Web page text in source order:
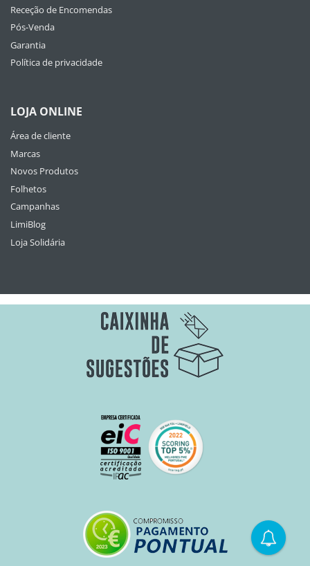
Receção de Encomendas
Pós-Venda
Garantia
Política de privacidade
LOJA ONLINE
Área de cliente
Marcas
Novos Produtos
Folhetos
Campanhas
LimiBlog
Loja Solidária